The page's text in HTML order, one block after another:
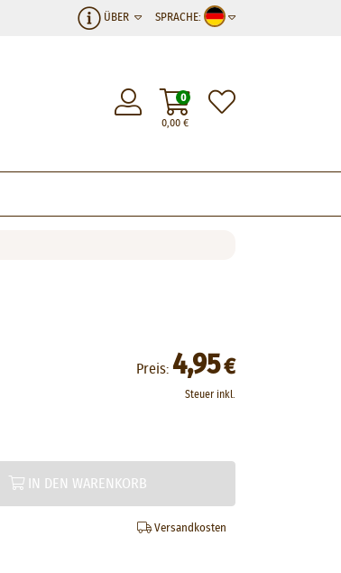
SPRACHE:
ÜBER
0,00€
0
Preis: 4,95€
Steuer inkl.
IN DEN WARENKORB
Versandkosten